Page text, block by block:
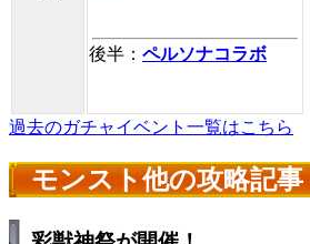
後半： ペルソナコラボ
過去のガチャイベント一覧はこちら
モンスト他の攻略記事